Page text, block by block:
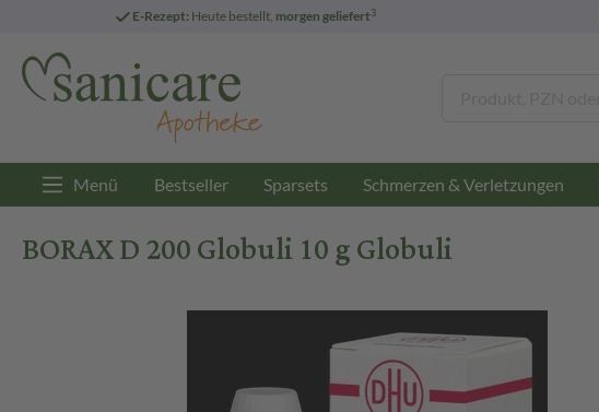
E-Rezept: Heute bestellt, morgen geliefert3
Menü Bestseller Sparsets Schmerzen & Verletzungen
BORAX D 200 Globuli 10 g Globuli